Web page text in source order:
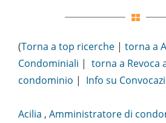
(Torna a top ricerche | torna a
Condominiali | torna a
condominio | Info su
Acilia , Amministratore di